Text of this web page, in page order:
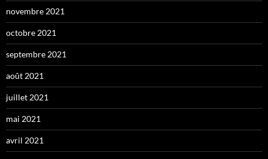
novembre 2021
octobre 2021
septembre 2021
août 2021
juillet 2021
mai 2021
avril 2021